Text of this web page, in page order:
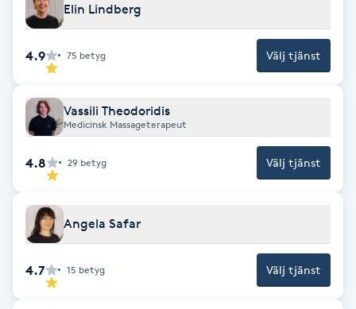
Färgning
Föning
Gel naglar
Gelenaglar
Gellack
Gellack med förstärkning
Elin Lindberg
4.9 75 betyg Välj tjänst
Vassili Theodoridis
Medicinsk Massageterapeut
4.8 29 betyg Välj tjänst
Angela Safar
4.7 15 betyg Välj tjänst